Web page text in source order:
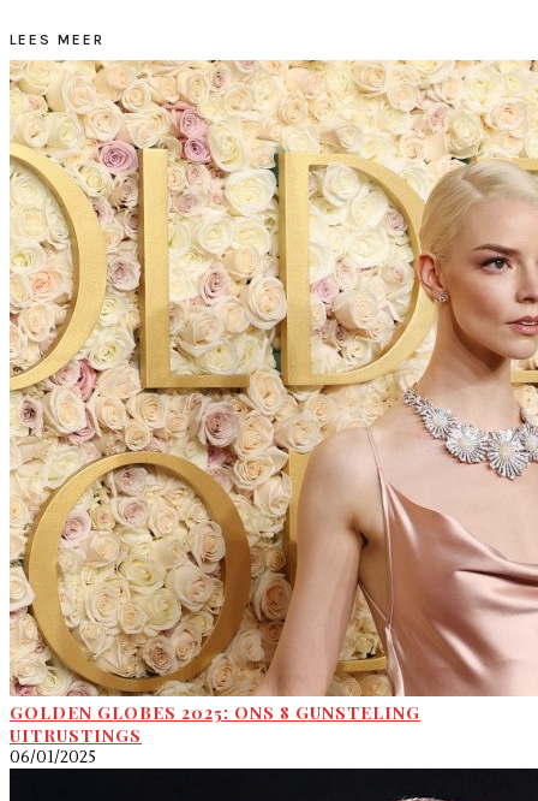
LEES MEER
GOLDEN GLOBES 2025: ONS 8 GUNSTELING
UITRUSTINGS
06/01/2025